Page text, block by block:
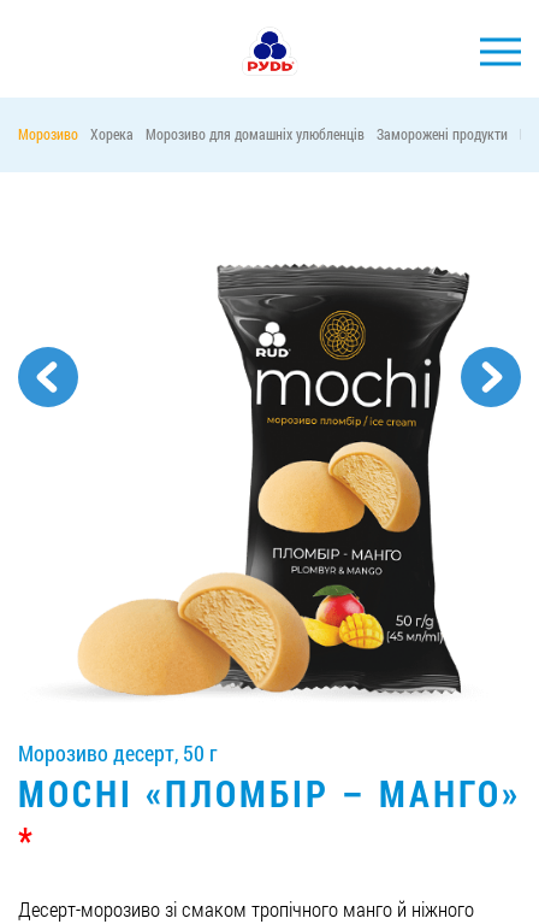
СПОЖИВАЧАМ
АКЦІЇ
ПРЕС-ЦЕНТР
ХОРЕКА
Тендерні закупівлі
Контакти
Вакансії
ЗАМОВИТИ ПРОДУКЦІЮ «РУДЬ»:
СТАТИ ПАРТНЕРОМ
Морозиво Хорека Морозиво для домашніх улюбленців Заморожені продукти
Морозиво десерт, 50 г
MOCHI «ПЛОМБІР – МАНГО»
*
Десерт-морозиво зі смаком тропічного манго й ніжного